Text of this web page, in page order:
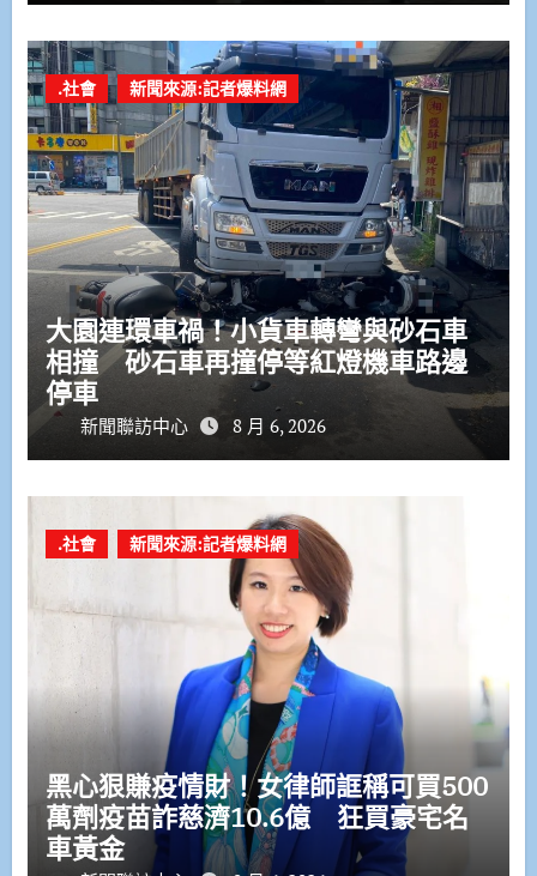
.社會 新聞來源:記者爆料網
大園連環車禍！小貨車轉彎與砂石車
相撞 砂石車再撞停等紅燈機車路邊
停車
新聞聯訪中心 8 月 6, 2026
.社會 新聞來源:記者爆料網
黑心狠賺疫情財！女律師誆稱可買500
萬劑疫苗詐慈濟10.6億 狂買豪宅名
車黃金